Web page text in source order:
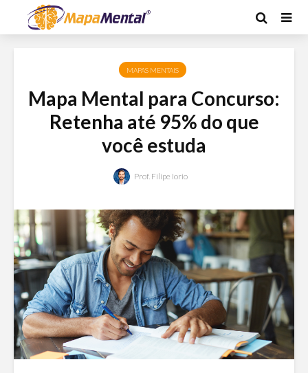
MAPAS MENTAIS
Mapa Mental para Concurso:
Retenha até 95% do que
você estuda
Prof. Filipe Iorio